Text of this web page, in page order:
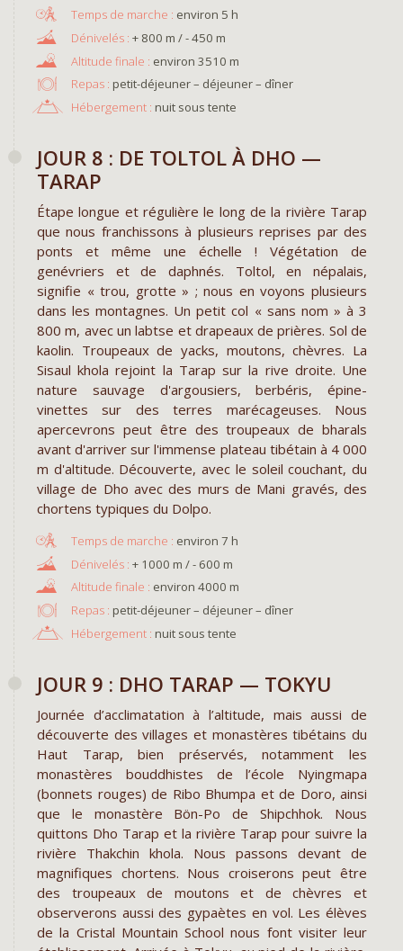
environ 5 h
+ 800 m / - 450 m
environ 3510 m
Repas : petit-déjeuner – déjeuner – dîner
Hébergement : nuit sous tente
JOUR 8 : DE TOLTOL À DHO —
TARAP
Étape longue et régulière le long de la rivière Tarap
que nous franchissons à plusieurs reprises par des
ponts et même une échelle ! Végétation de
genévriers et de daphnés. Toltol, en népalais,
signifie « trou, grotte » ; nous en voyons plusieurs
dans les montagnes. Un petit col « sans nom » à 3
800 m, avec un labtse et drapeaux de prières. Sol de
kaolin. Troupeaux de yacks, moutons, chèvres. La
Sisaul khola rejoint la Tarap sur la rive droite. Une
nature sauvage d'argousiers, berbéris, épine-
vinettes sur des terres marécageuses. Nous
apercevrons peut être des troupeaux de bharals
avant d'arriver sur l'immense plateau tibétain à 4 000
m d'altitude. Découverte, avec le soleil couchant, du
village de Dho avec des murs de Mani gravés, des
chortens typiques du Dolpo.
environ 7 h
+ 1000 m / - 600 m
environ 4000 m
Repas : petit-déjeuner – déjeuner – dîner
Hébergement : nuit sous tente
JOUR 9 : DHO TARAP — TOKYU
Journée d’acclimatation à l’altitude, mais aussi de
découverte des villages et monastères tibétains du
Haut Tarap, bien préservés, notamment les
monastères bouddhistes de l’école Nyingmapa
(bonnets rouges) de Ribo Bhumpa et de Doro, ainsi
que le monastère Bön-Po de Shipchhok. Nous
quittons Dho Tarap et la rivière Tarap pour suivre la
rivière Thakchin khola. Nous passons devant de
magnifiques chortens. Nous croiserons peut être
des troupeaux de moutons et de chèvres et
observerons aussi des gypaètes en vol. Les élèves
de la Cristal Mountain School nous font visiter leur